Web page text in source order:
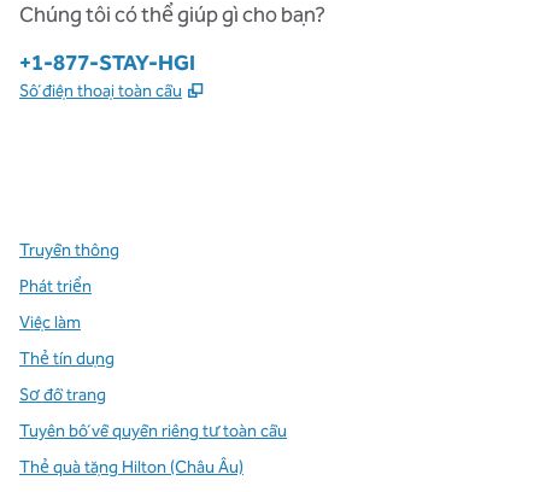
Chúng tôi có thể giúp gì cho bạn?
Điện thoại:
+1-877-STAY-HGI
Số điện thoại toàn cầu ,
Truyền thông
Phát triển
Việc làm
Thẻ tín dụng
Sơ đồ trang
Tuyên bố về quyền riêng tư toàn cầu
Thẻ quà tặng Hilton (Châu Âu)